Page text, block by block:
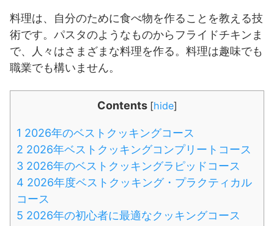
料理は、自分のために食べ物を作ることを教える技
術です。パスタのようなものからフライドチキンま
で、人々はさまざまな料理を作る。料理は趣味でも
職業でも構いません。
Contents [hide]
1 2026年のベストクッキングコース
2 2026年ベストクッキングコンプリートコース
3 2026年のベストクッキングラピッドコース
4 2026年度ベストクッキング・プラクティカル
コース
5 2026年の初心者に最適なクッキングコース